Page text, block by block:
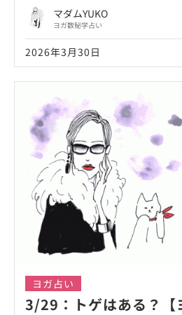
マダムYUKO
ヨガ数秘学占い
2026年3月30日
ヨガ占い
3/29：トゲはある？【